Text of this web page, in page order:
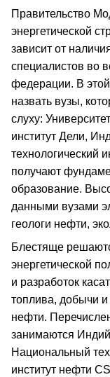
Правительство
энергетической
зависит от
специалистов во
федерации. В
назвать вузы,
слуху:
институт Дели,
технологический
получают
образование.
данными вузами
геологи нефти,
Блестяще
энергетической
и разработок
топлива, добычи
нефти.
занимаются
Национальный
институт нефти